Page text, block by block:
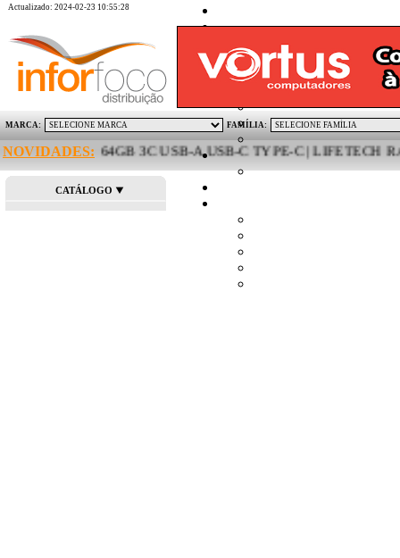
Actualizado: 2024-02-23 10:55:28
MARCA: FAMÍLIA:
NOVIDADES:DUO 64GB 3C USB-A USB-C TYPE-C | LIFETECH
CATÁLOGO